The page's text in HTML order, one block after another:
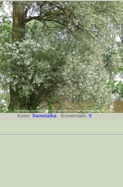
Autor: Samotářka Komentářů: 0